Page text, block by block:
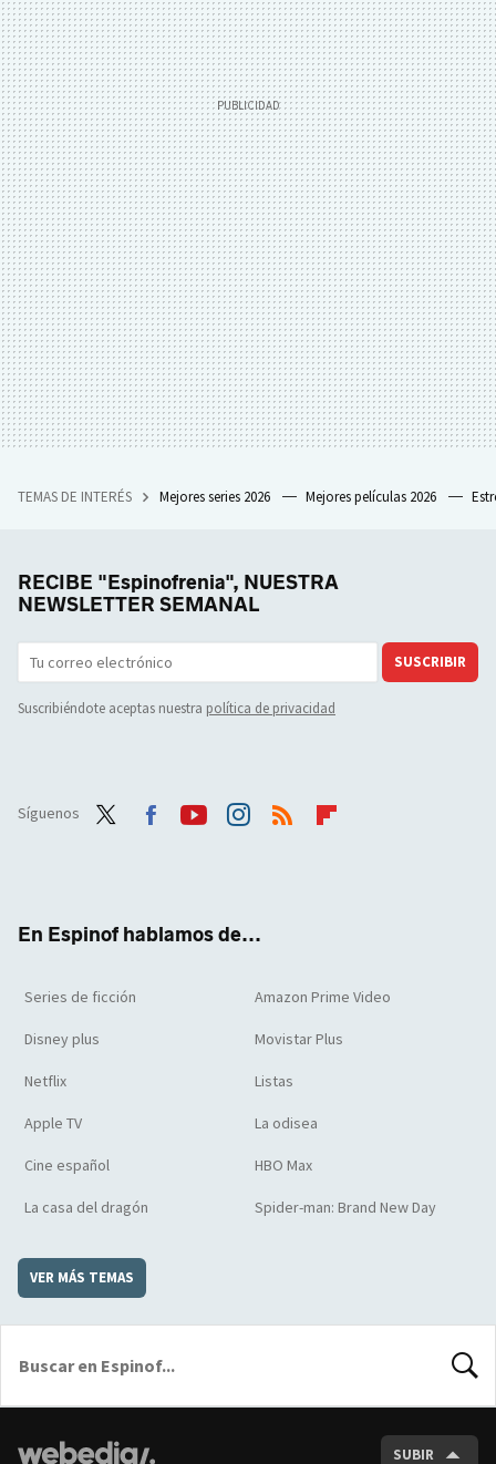
TEMAS DE INTERÉS Mejores series 2026 Mejores películas 2026
RECIBE "Espinofrenia", NUESTRA
NEWSLETTER SEMANAL
SUSCRIBIR
Suscribiéndote aceptas nuestra política de privacidad
Síguenos
En Espinof hablamos de...
Series de ficción Amazon Prime Video
Disney plus Movistar Plus
Netflix Listas
Apple TV La odisea
Cine español HBO Max
La casa del dragón Spider-man: Brand New Day
VER MÁS TEMAS
SUBIR